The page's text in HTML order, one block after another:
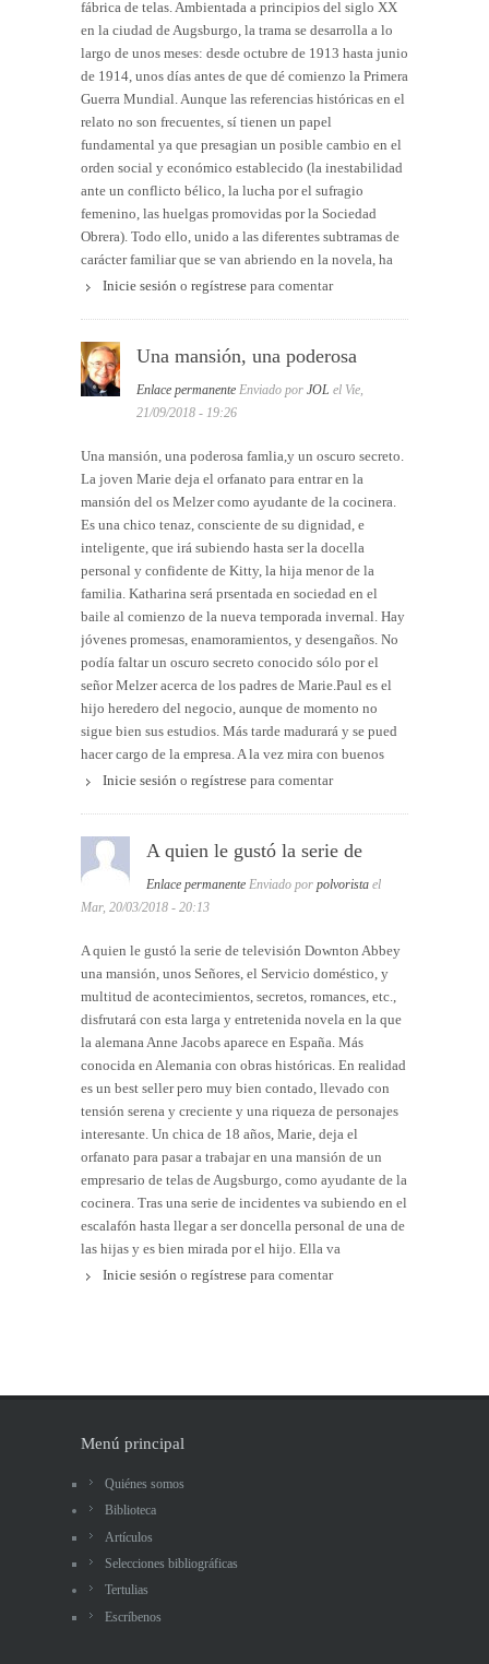
fábrica de telas. Ambientada a principios del siglo XX
en la ciudad de Augsburgo, la trama se desarrolla a lo
largo de unos meses: desde octubre de 1913 hasta junio
de 1914, unos días antes de que dé comienzo la Primera
Guerra Mundial. Aunque las referencias históricas en el
relato no son frecuentes, sí tienen un papel
fundamental ya que presagian un posible cambio en el
orden social y económico establecido (la inestabilidad
ante un conflicto bélico, la lucha por el sufragio
femenino, las huelgas promovidas por la Sociedad
Obrera). Todo ello, unido a las diferentes subtramas de
carácter familiar que se van abriendo en la novela, ha
propiciado que el argumento se despliegue en una
legado de la villa de las telas”.
Desde el punto de vista del narrador, tal y como es
necesario en este tipo de género, el relato está en
pensamientos y sentimientos de los personajes: sus
deseos más profundos, sus verdaderas intenciones, su
pasado más oscuro, con los que se va a ir fraguando la
intriga y el misterio en la narración. En este sentido, la
obra cumple con las expectativas románticas a la
perfección: el amor será el eje fundamental de los
hechos, amores imposibles, prohibidos o
incomprendidos, y los amantes que deben superar todo
tipo de obstáculos que se interponen en su relación.
Asimismo, juegan un papel esencial los recuerdos y las
historias del pasado tanto en la vida de los señores
como en la de los criados, que guardan algún desliz,
algún pecado, algún secreto inconfesable: una división
también de los personajes en buenos y malos, que
recibirán su recompensa correspondiente. En esta
ilegítima, hecho que le impide ocupar su verdadero
lugar entre los miembros de la familia Melzer.
Con un estilo elegante y una escritura fluida, la autora
alta sociedad (nobles y nuevos ricos industriales) a
principios del siglo XX en una ciudad alemana, donde
brillan algunos rasgos costumbristas y un cierto sabor
local, como los barrios de la ciudad baja y la
extraordinaria fábrica de telas. Sus descripciones largas
y minuciosas, especialmente de la magnífica mansión
(que da título a la obra), de sus estancias y de sus
jardines, de las aposentos de los señores y de los
cuartos de los criados, sitúan a los lectores en los
contextos adecuados, en esos paisajes propios de la
novela romántica que invitan al amor, al lujo, a la
diversión.
Inicie sesión o regístrese para comentar
Una mansión, una poderosa
Enlace permanente Enviado por JOL el Vie,
21/09/2018 - 19:26
Una mansión, una poderosa famlia,y un oscuro secreto.
La joven Marie deja el orfanato para entrar en la
mansión del os Melzer como ayudante de la cocinera.
Es una chico tenaz, consciente de su dignidad, e
inteligente, que irá subiendo hasta ser la docella
personal y confidente de Kitty, la hija menor de la
familia. Katharina será prsentada en sociedad en el
baile al comienzo de la nueva temporada invernal. Hay
jóvenes promesas, enamoramientos, y desengaños. No
podía faltar un oscuro secreto conocido sólo por el
señor Melzer acerca de los padres de Marie.Paul es el
hijo heredero del negocio, aunque de momento no
sigue bien sus estudios. Más tarde madurará y se pued
hacer cargo de la empresa. A la vez mira con buenos
ojos a Marie.
Es una novela larga, como ahora se lleva, con mucho
interés, positiva, con premio al esfuezo y a los buenos
sentimientos. Una emocionane saga familiar, que
rememora perfectamente la otra saga de Danton Abbey.
Como se estila es una novela feminista positva con
muchas, y también a los varones.
Inicie sesión o regístrese para comentar
A quien le gustó la serie de
Enlace permanente Enviado por polvorista el
Mar, 20/03/2018 - 20:13
A quien le gustó la serie de televisión Downton Abbey
una mansión, unos Señores, el Servicio doméstico, y
multitud de acontecimientos, secretos, romances, etc.,
disfrutará con esta larga y entretenida novela en la que
la alemana Anne Jacobs aparece en España. Más
conocida en Alemania con obras históricas. En realidad
es un best seller pero muy bien contado, llevado con
tensión serena y creciente y una riqueza de personajes
interesante. Un chica de 18 años, Marie, deja el
orfanato para pasar a trabajar en una mansión de un
empresario de telas de Augsburgo, como ayudante de la
cocinera. Tras una serie de incidentes va subiendo en el
escalafón hasta llegar a ser doncella personal de una de
las hijas y es bien mirada por el hijo. Ella va
descubriendo cosa de sus padres...
Inicie sesión o regístrese para comentar
Menú principal
Quiénes somos
Biblioteca
Artículos
Selecciones bibliográficas
Tertulias
Escríbenos